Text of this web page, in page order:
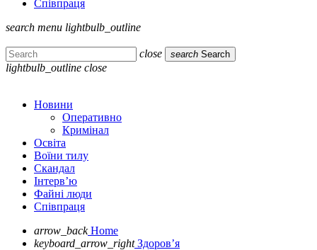
Співпраця
search menu lightbulb_outline
close search Search
lightbulb_outline close
Новини
Оперативно
Кримінал
Освіта
Воїни тилу
Скандал
Інтерв’ю
Файні люди
Співпраця
arrow_back Home
keyboard_arrow_right Здоров’я